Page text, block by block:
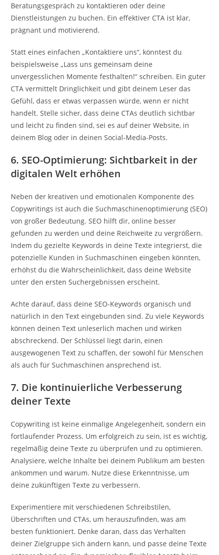
Beratungsgespräch zu kontaktieren oder deine
Dienstleistungen zu buchen. Ein effektiver CTA ist klar,
prägnant und motivierend.
Statt eines einfachen „Kontaktiere uns“, könntest du
beispielsweise „Lass uns gemeinsam deine
unvergesslichen Momente festhalten!“ schreiben. Ein guter
CTA vermittelt Dringlichkeit und gibt deinem Leser das
Gefühl, dass er etwas verpassen würde, wenn er nicht
handelt. Stelle sicher, dass deine CTAs deutlich sichtbar
und leicht zu finden sind, sei es auf deiner Website, in
deinem Blog oder in deinen Social-Media-Posts.
6. SEO-Optimierung: Sichtbarkeit in der
digitalen Welt erhöhen
Neben der kreativen und emotionalen Komponente des
Copywritings ist auch die Suchmaschinenoptimierung (SEO)
von großer Bedeutung. SEO hilft dir, online besser
gefunden zu werden und deine Reichweite zu vergrößern.
Indem du gezielte Keywords in deine Texte integrierst, die
potenzielle Kunden in Suchmaschinen eingeben könnten,
erhöhst du die Wahrscheinlichkeit, dass deine Website
unter den ersten Suchergebnissen erscheint.
Achte darauf, dass deine SEO-Keywords organisch und
natürlich in den Text eingebunden sind. Zu viele Keywords
können deinen Text unleserlich machen und wirken
abschreckend. Der Schlüssel liegt darin, einen
ausgewogenen Text zu schaffen, der sowohl für Menschen
als auch für Suchmaschinen ansprechend ist.
7. Die kontinuierliche Verbesserung
deiner Texte
Copywriting ist keine einmalige Angelegenheit, sondern ein
fortlaufender Prozess. Um erfolgreich zu sein, ist es wichtig,
regelmäßig deine Texte zu überprüfen und zu optimieren.
Analysiere, welche Inhalte bei deinem Publikum am besten
ankommen und warum. Nutze diese Erkenntnisse, um
deine zukünftigen Texte zu verbessern.
Experimentiere mit verschiedenen Schreibstilen,
Überschriften und CTAs, um herauszufinden, was am
besten funktioniert. Denke daran, dass das Verhalten
deiner Zielgruppe sich ändern kann, und passe deine Texte